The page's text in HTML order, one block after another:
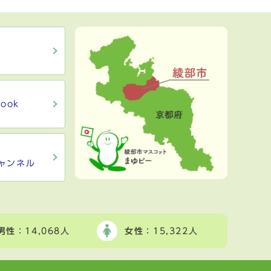
ンネル
性 ：14,068人 女性 ：15,322人